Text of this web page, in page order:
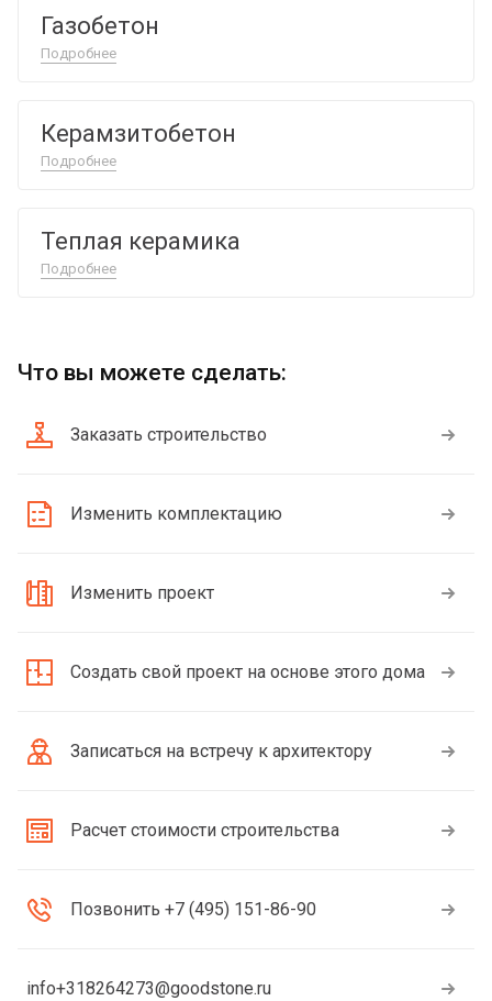
Газобетон
Подробнее
Керамзитобетон
Подробнее
Теплая керамика
Подробнее
Что вы можете сделать:
Заказать строительство
Изменить комплектацию
Изменить проект
Создать свой проект на основе этого дома
Записаться на встречу к архитектору
Расчет стоимости строительства
Позвонить +7 (495) 151-86-90
info+318264273@goodstone.ru